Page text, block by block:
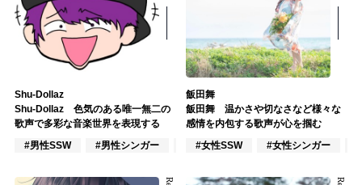
Shu-Dollaz
Shu-Dollaz 色気のある唯一無二の
歌声で多彩な音楽世界を表現する
#男性SSW
#男性シンガー #男性シンガーグループ
飯田舞
飯田舞 温かさや切なさなど様々な
感情を内包する歌声が心を掴む
#女性SSW
#女性シンガー